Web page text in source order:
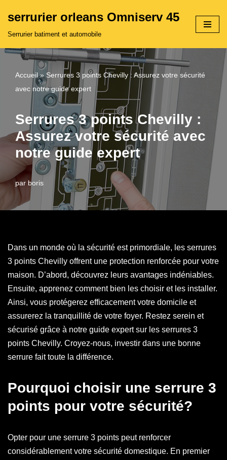
contenu
serrurier orleans Omniserv 45
Serrurier batiment et automobile
Accueil» Serrures 3 points Chevilly : Assurez votre sécurité
avec notre guide expert
Serrures 3 points Chevilly :
Assurez votre sécurité avec
notre guide expert
par boris
Dans un monde où la sécurité est primordiale, les serrures
3 points Chevilly offrent une protection renforcée pour votre
maison. D’abord, découvrez leurs avantages indéniables.
Ensuite, apprenez comment bien les choisir et les installer.
Ainsi, vous protégerez efficacement votre domicile et
assurerez la tranquillité de votre foyer. Restez serein et
sécurisé grâce à notre guide expert sur les serrures 3
points Chevilly. Croyez-nous, investir dans une bonne
serrure fait toute la différence.
Pourquoi choisir une serrure 3
points pour votre sécurité?
Opter pour une serrure 3 points peut renforcer
considérablement votre sécurité domestique. En premier